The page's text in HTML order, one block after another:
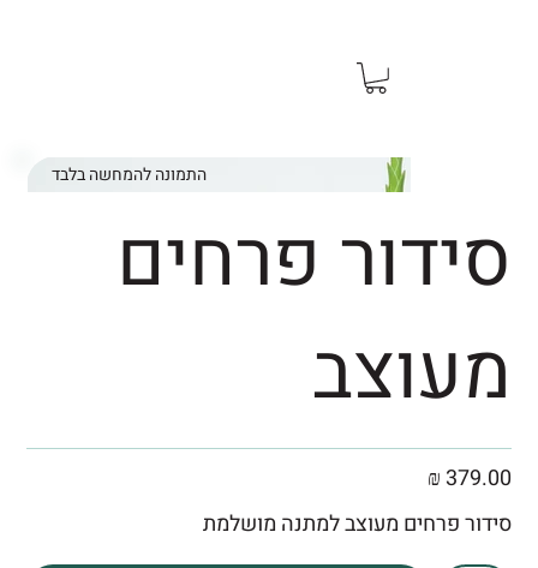
התמונה להמחשה בלבד
סידור פרחים
מעוצב
סידור פרחים מעוצב למתנה מושלמת
379.00 ₪